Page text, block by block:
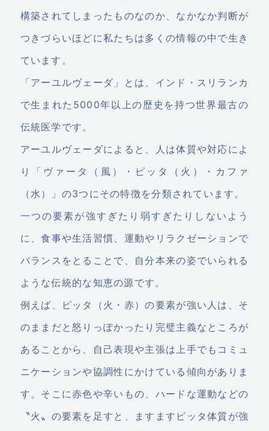
構築されてしまったものなのか、なかなか判断が
つきづらいほどに私たちは多くの情報の中で生き
ています。
「アーユルヴェーダ」とは、インド・スリランカ
で生まれた5000年以上の歴史を持つ世界最古の
伝統医学です。
アーユルヴェーダによると、人は体質や対応によ
り「ヴァータ（風）・ピッタ（火）・カファ
（水）」の3つにその特徴を分類されています。
一つの要素が強すぎたり弱すぎたりしないよう
に、食事や生活習慣、運動やリラクゼーションで
バランスをとることで、自分本来の姿でいられる
ような伝統的な知恵の源です。
例えば、ピッタ（火・赤）の要素が強い人は、そ
のままだと怒りっぽかったり完璧主義なところが
あることから、自己表現や主張は上手でもコミュ
ニケーションや協調性にかけている傾向がありま
す。そこに赤色や辛いもの、ハードな運動などの
〝火〟の要素を足すと、ますますピッタ体質が強